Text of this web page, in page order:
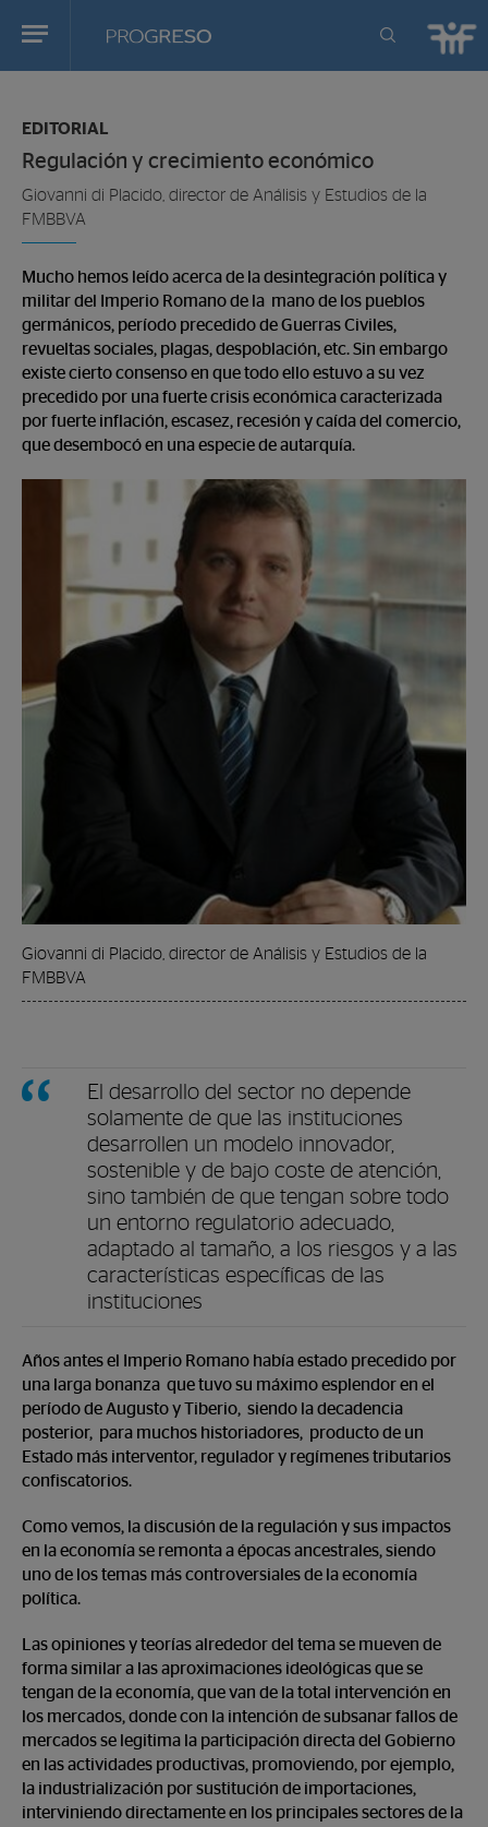
Progreso
Revista
actualidd
en:
EDITORIAL
Regulación y crecimiento económico
Giovanni di Placido, director de Análisis y Estudios de la
FMBBVA
Mucho hemos leído acerca de la desintegración política y
militar del Imperio Romano de la mano de los pueblos
germánicos, período precedido de Guerras Civiles,
revueltas sociales, plagas, despoblación, etc. Sin embargo
existe cierto consenso en que todo ello estuvo a su vez
precedido por una fuerte crisis económica caracterizada
por fuerte inflación, escasez, recesión y caída del comercio,
que desembocó en una especie de autarquía.
Giovanni di Placido, director de Análisis y Estudios de la
FMBBVA
El desarrollo del sector no depende
solamente de que las instituciones
desarrollen un modelo innovador,
sostenible y de bajo coste de atención,
sino también de que tengan sobre todo
un entorno regulatorio adecuado,
adaptado al tamaño, a los riesgos y a las
características específicas de las
instituciones
Años antes el Imperio Romano había estado precedido por
una larga bonanza que tuvo su máximo esplendor en el
período de Augusto y Tiberio, siendo la decadencia
posterior, para muchos historiadores, producto de un
Estado más interventor, regulador y regímenes tributarios
confiscatorios.
Como vemos, la discusión de la regulación y sus impactos
en la economía se remonta a épocas ancestrales, siendo
uno de los temas más controversiales de la economía
política.
Las opiniones y teorías alrededor del tema se mueven de
forma similar a las aproximaciones ideológicas que se
tengan de la economía, que van de la total intervención en
los mercados, donde con la intención de subsanar fallos de
mercados se legitima la participación directa del Gobierno
en las actividades productivas, promoviendo, por ejemplo,
la industrialización por sustitución de importaciones,
interviniendo directamente en los principales sectores de la